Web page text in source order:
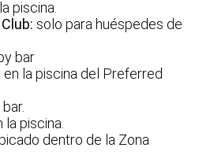
piscina.
solo para huéspedes de
bar
en la piscina del Preferred
la piscina.
dentro de la Zona